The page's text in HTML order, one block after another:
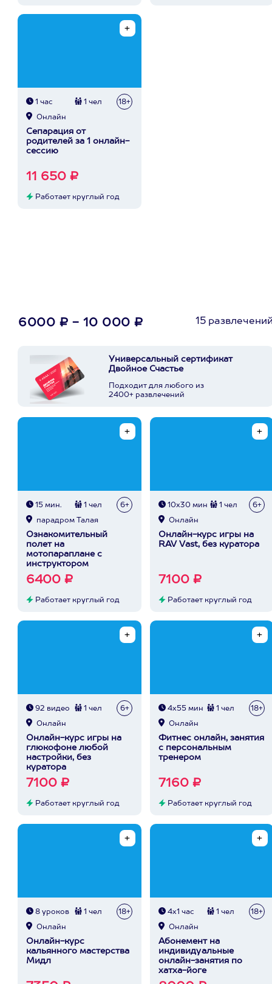
1 час 1 чел 18+
Онлайн
Сепарация от
родителей за 1 онлайн-
сессию
11 650 ₽
Работает круглый год
6000 ₽ - 10 000 ₽ 15
Универсальный сертификат
Двойное Счастье
Подходит для любого из
2400+ развлечений
15 мин. 1 чел 6+
парадром Талая
Ознакомительный
полет на
мотопараплане с
инструктором
6400 ₽
Работает круглый год
10х30 мин 1 чел 6+
Онлайн
Онлайн-курс игры на
RAV Vast, без куратора
7100 ₽
Работает круглый год
92 видео 1 чел 6+
Онлайн
Онлайн-курс игры на
глюкофоне любой
настройки, без
куратора
7100 ₽
Работает круглый год
4х55 мин 1 чел 18+
Онлайн
Фитнес онлайн, занятия
с персональным
тренером
7160 ₽
Работает круглый год
8 уроков 1 чел 18+
Онлайн
Онлайн-курс
кальянного мастерства
Мидл
4х1 час 1 чел 18+
Онлайн
Абонемент на
индивидуальные
онлайн-занятия по
хатха-йоге